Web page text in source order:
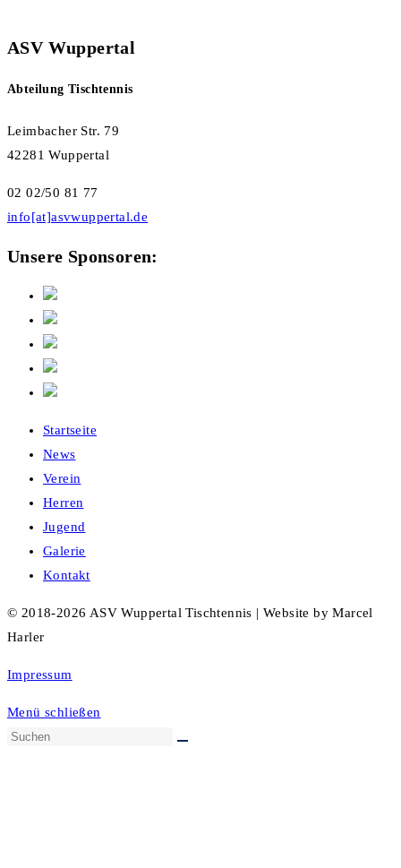
ASV Wuppertal
Abteilung Tischtennis
Leimbacher Str. 79
42281 Wuppertal
02 02/50 81 77
info[at]asvwuppertal.de
Unsere Sponsoren:
Startseite
News
Verein
Herren
Jugend
Galerie
Kontakt
© 2018-2026 ASV Wuppertal Tischtennis | Website by Marcel
Harler
Impressum
Menü schließen